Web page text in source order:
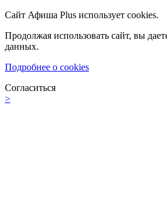
Сайт Афиша Plus использует cookies.
Продолжая использовать сайт, вы
данных.
Подробнее о cookies
Согласиться
>